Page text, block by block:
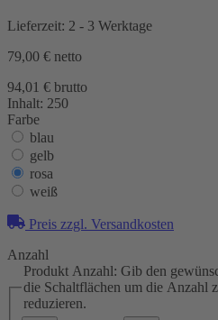
Lieferzeit: 2 - 3 Werktage
79,00 € netto
94,01 € brutto
Inhalt: 250
Farbe
blau
gelb
rosa
weiß
Preis zzgl. Versandkosten
Anzahl
Produkt Anzahl: Gib den
die Schaltflächen um die Anzahl
reduzieren.